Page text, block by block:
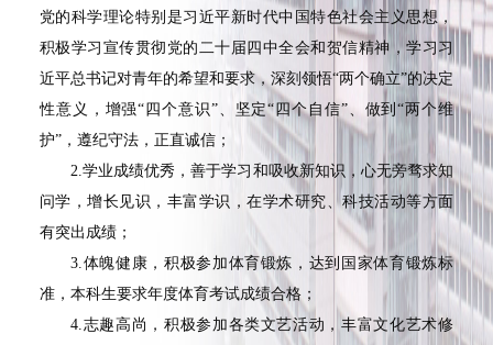
党的科学理论特别是习近平新时代中国特色社会主义思想，
积极学习宣传贯彻党的二十届四中全会和贺信精神，学习习
近平总书记对青年的希望和要求，深刻领悟“两个确立”的决定
性意义，增强“四个意识”、坚定“四个自信”、做到“两个维
护”，遵纪守法，正直诚信；
2.学业成绩优秀，善于学习和吸收新知识，心无旁骛求知
问学，增长见识，丰富学识，在学术研究、科技活动等方面
有突出成绩；
3.体魄健康，积极参加体育锻炼，达到国家体育锻炼标
准，本科生要求年度体育考试成绩合格；
4.志趣高尚，积极参加各类文艺活动，丰富文化艺术修